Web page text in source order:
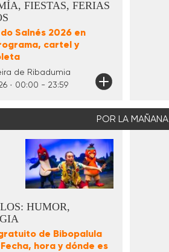
FIESTAS, FERIAS
Salnés 2026 en
cartel y
de Ribadumia
· 00:00 - 23:59
POR LA MAÑANA
HUMOR,
de Bibopalula
hora y dónde es